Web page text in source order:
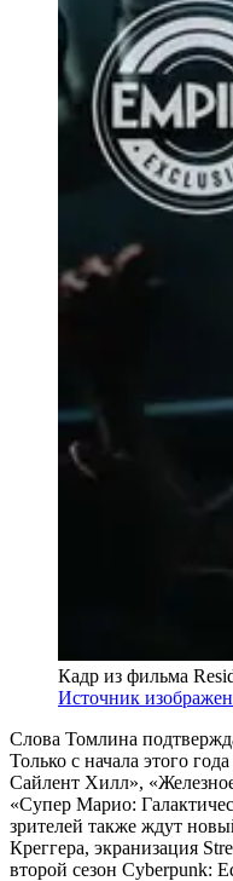
Кадр из фильма
Источник
Слова Томлина
Только с начала этого
Сайлент Хилл»,
«Супер Марио:
зрителей также ждут
Креггера, экранизация
второй сезон Cyberpunk: